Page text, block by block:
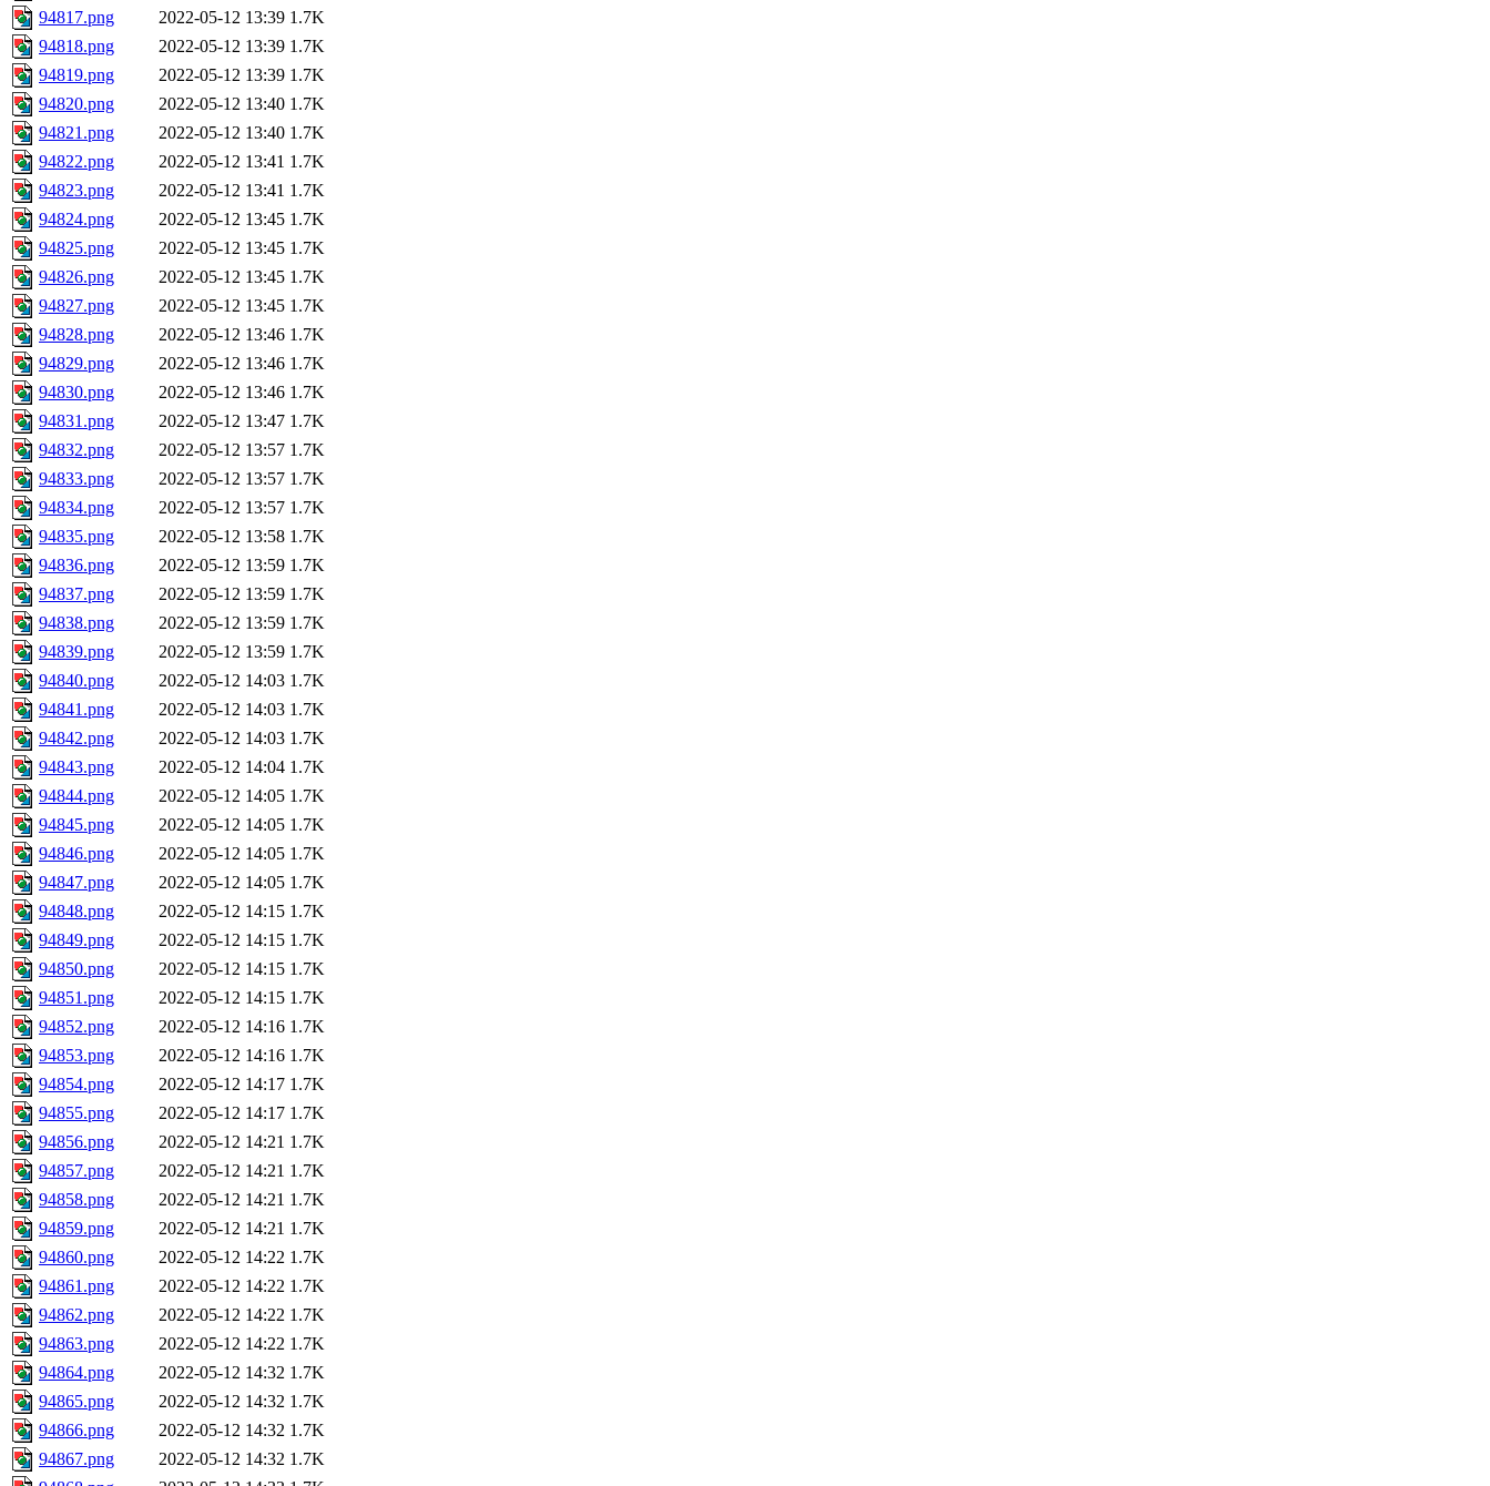
94817.png
2022-05-12 13:39 1.7K
94818.png
2022-05-12 13:39 1.7K
94819.png
2022-05-12 13:39 1.7K
94820.png
2022-05-12 13:40 1.7K
94821.png
2022-05-12 13:40 1.7K
94822.png
2022-05-12 13:41 1.7K
94823.png
2022-05-12 13:41 1.7K
94824.png
2022-05-12 13:45 1.7K
94825.png
2022-05-12 13:45 1.7K
94826.png
2022-05-12 13:45 1.7K
94827.png
2022-05-12 13:45 1.7K
94828.png
2022-05-12 13:46 1.7K
94829.png
2022-05-12 13:46 1.7K
94830.png
2022-05-12 13:46 1.7K
94831.png
2022-05-12 13:47 1.7K
94832.png
2022-05-12 13:57 1.7K
94833.png
2022-05-12 13:57 1.7K
94834.png
2022-05-12 13:57 1.7K
94835.png
2022-05-12 13:58 1.7K
94836.png
2022-05-12 13:59 1.7K
94837.png
2022-05-12 13:59 1.7K
94838.png
2022-05-12 13:59 1.7K
94839.png
2022-05-12 13:59 1.7K
94840.png
2022-05-12 14:03 1.7K
94841.png
2022-05-12 14:03 1.7K
94842.png
2022-05-12 14:03 1.7K
94843.png
2022-05-12 14:04 1.7K
94844.png
2022-05-12 14:05 1.7K
94845.png
2022-05-12 14:05 1.7K
94846.png
2022-05-12 14:05 1.7K
94847.png
2022-05-12 14:05 1.7K
94848.png
2022-05-12 14:15 1.7K
94849.png
2022-05-12 14:15 1.7K
94850.png
2022-05-12 14:15 1.7K
94851.png
2022-05-12 14:15 1.7K
94852.png
2022-05-12 14:16 1.7K
94853.png
2022-05-12 14:16 1.7K
94854.png
2022-05-12 14:17 1.7K
94855.png
2022-05-12 14:17 1.7K
94856.png
2022-05-12 14:21 1.7K
94857.png
2022-05-12 14:21 1.7K
94858.png
2022-05-12 14:21 1.7K
94859.png
2022-05-12 14:21 1.7K
94860.png
2022-05-12 14:22 1.7K
94861.png
2022-05-12 14:22 1.7K
94862.png
2022-05-12 14:22 1.7K
94863.png
2022-05-12 14:22 1.7K
94864.png
2022-05-12 14:32 1.7K
94865.png
2022-05-12 14:32 1.7K
94866.png
2022-05-12 14:32 1.7K
94867.png
2022-05-12 14:32 1.7K